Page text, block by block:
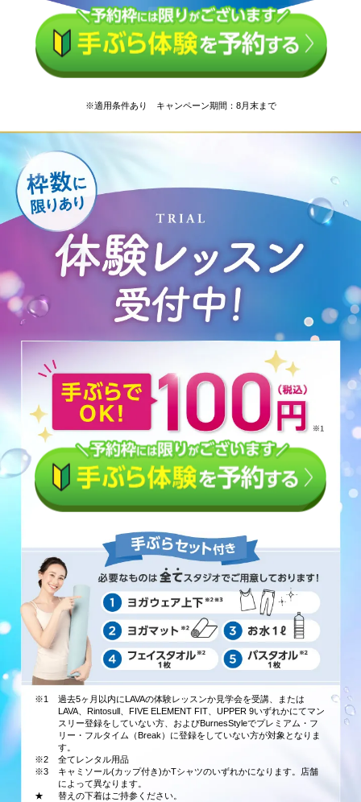
※適用条件あり キャンペーン期間：8月末まで
※1
過去5ヶ月以内にLAVAの体験レッスンか見学会を受講、または
LAVA、Rintosull、FIVE ELEMENT FIT、UPPER 9いずれかにてマン
スリー登録をしていない方、およびBurnesStyleでプレミアム・フ
リー・フルタイム（Break）に登録をしていない方が対象となりま
す。
※2
全てレンタル用品
※3
キャミソール(カップ付き)かTシャツのいずれかになります。店舗
によって異なります。
★
替えの下着はご持参ください。